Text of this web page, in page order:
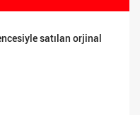
satılan orjinal